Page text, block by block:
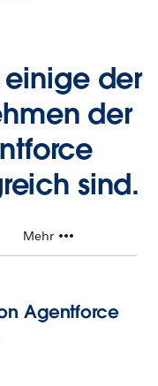
einige der
der
sind.
Mehr
Agentforce